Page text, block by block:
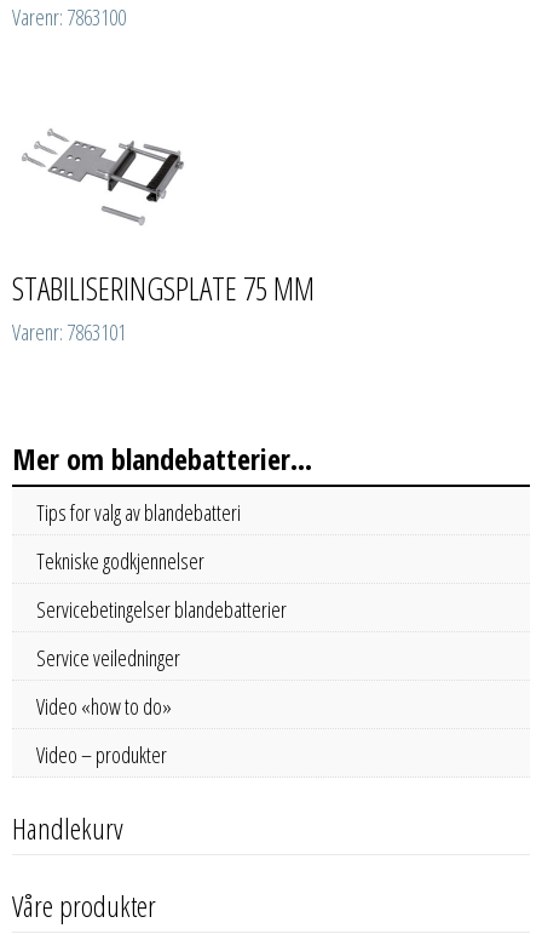
Varenr: 7863100
STABILISERINGSPLATE 75 MM
Varenr: 7863101
Mer om blandebatterier...
Tips for valg av blandebatteri
Tekniske godkjennelser
Servicebetingelser blandebatterier
Service veiledninger
Video «how to do»
Video – produkter
Handlekurv
Våre produkter